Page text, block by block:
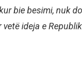
bie besimi, nuk
ideja e